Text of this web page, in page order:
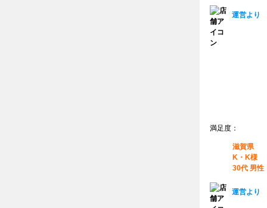
運営より
満足度：
滋賀県
K・K様
30代 男性
運営より